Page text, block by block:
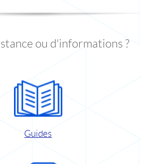
ou d'informations ?
Guides